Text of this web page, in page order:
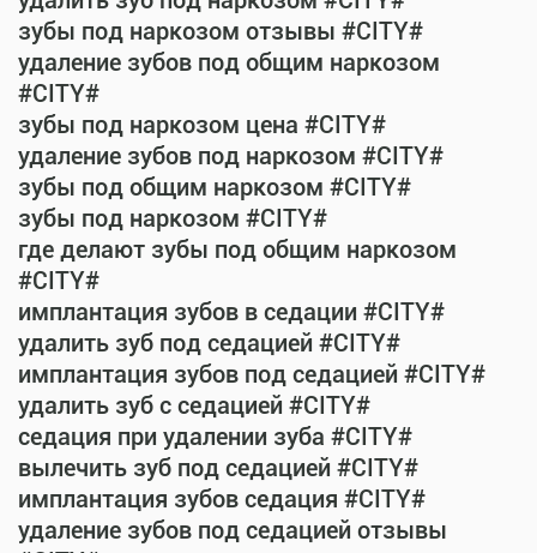
зубы под наркозом отзывы #CITY#
удаление зубов под общим наркозом
#CITY#
зубы под наркозом цена #CITY#
удаление зубов под наркозом #CITY#
зубы под общим наркозом #CITY#
зубы под наркозом #CITY#
где делают зубы под общим наркозом
#CITY#
имплантация зубов в седации #CITY#
удалить зуб под седацией #CITY#
имплантация зубов под седацией #CITY#
удалить зуб с седацией #CITY#
седация при удалении зуба #CITY#
вылечить зуб под седацией #CITY#
имплантация зубов седация #CITY#
удаление зубов под седацией отзывы